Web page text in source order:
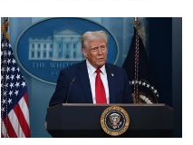
işbirliğini...